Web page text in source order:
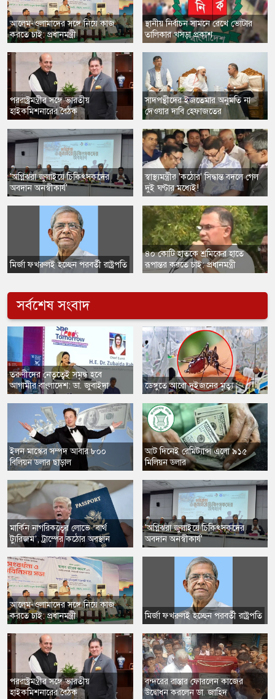
​আলেম-ওলামাদের সঙ্গে নিয়ে কাজ
করতে চাই: প্রধানমন্ত্রী
​পররাষ্ট্রমন্ত্রীর সঙ্গে ভারতীয়
হাইকমিশনারের বৈঠক
'অগ্নিঝরা জুলাইয়ে চিকিৎসকদের
অবদান অনস্বীকার্য'
​মির্জা ফখরুলই হচ্ছেন পরবর্তী রাষ্ট্রপতি
স্থানীয় নির্বাচন সামনে রেখে ভোটার
তালিকার খসড়া প্রকাশ
সাদপন্থীদের ইজতেমার অনুমতি না
দেওয়ার দাবি হেফাজতের
স্বাস্থ্যমন্ত্রীর 'কঠোর' সিদ্ধান্ত বদলে গেল
দুই ঘণ্টার মধ্যেই!
​৪০ কোটি হাতকে শ্রমিকের হাতে
রূপান্তর করতে চাই: প্রধানমন্ত্রী
সর্বশেষ সংবাদ
​তরুণীদের নেতৃত্বেই সমৃদ্ধ হবে
আগামীর বাংলাদেশ: ডা. জুবাইদা
​ইলন মাস্কের সম্পদ আবার ৮০০
বিলিয়ন ডলার ছাড়াল
​মার্কিন নাগরিকত্বের লোভে ‘বার্থ
ট্যুরিজম’, ট্রাম্পের কঠোর অবস্থান
​আলেম-ওলামাদের সঙ্গে নিয়ে কাজ
করতে চাই: প্রধানমন্ত্রী
​পররাষ্ট্রমন্ত্রীর সঙ্গে ভারতীয়
হাইকমিশনারের বৈঠক
​ডেঙ্গুতে আরো দুইজনের মৃত্যু
​আট দিনেই রেমিট্যান্স এলো ৯১৫
মিলিয়ন ডলার
'অগ্নিঝরা জুলাইয়ে চিকিৎসকদের
অবদান অনস্বীকার্য'
​মির্জা ফখরুলই হচ্ছেন পরবর্তী রাষ্ট্রপতি
​বন্দরের রাস্তার ফোরলেন কাজের
উদ্বোধন করলেন ডা. জাহিদ